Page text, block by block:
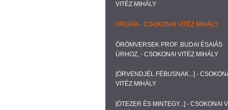
VITÉZ MIHÁLY
ORGIÁK - CSOKONAI VITÉZ MIHÁLY
ÖRÖMVERSEK PROF. BUDAI ÉSAIÁS
ÚRHOZ, - CSOKONAI VITÉZ MIHÁLY
[ÖRVENDJÉL FÉBUSNAK...] -
VITÉZ MIHÁLY
[ÖTEZER ÉS MINTEGY...] - CSOKONAI